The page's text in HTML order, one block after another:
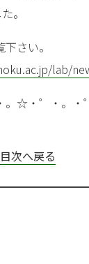
。
さい。
lab/
゜・。・゜
目次へ戻る